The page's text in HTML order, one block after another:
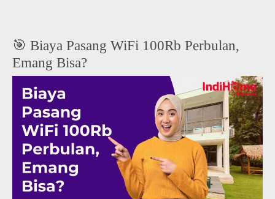
🎯 Biaya Pasang WiFi 100Rb Perbulan,
Emang Bisa?